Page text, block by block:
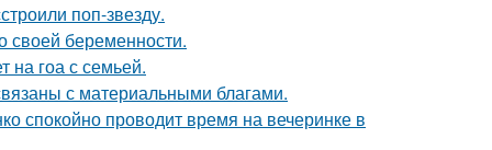
поп-звезду.
своей беременности.
на гоа с семьей.
с материальными благами.
спокойно проводит время на вечеринке в